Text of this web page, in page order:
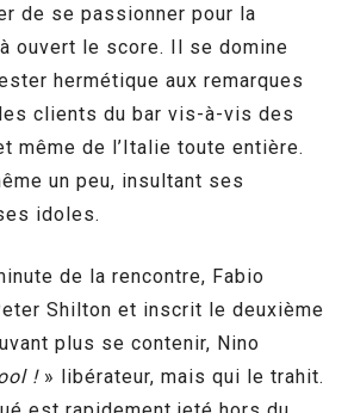
de se passionner pour la
ouvert le score. Il se domine
hermétique aux remarques
clients du bar vis-à-vis des
même de l’Italie toute entière.
un peu, insultant ses
idoles.
de la rencontre, Fabio
Shilton et inscrit le deuxième
plus se contenir, Nino
!» libérateur, mais qui le trahit.